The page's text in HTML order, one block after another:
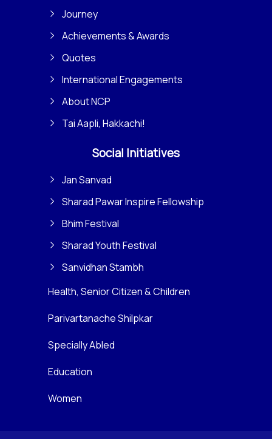
Journey
Achievements & Awards
Quotes
International Engagements
About NCP
Tai Aapli, Hakkachi!
Social Initiatives
Jan Sanvad
Sharad Pawar Inspire Fellowship
Bhim Festival
Sharad Youth Festival
Sanvidhan Stambh
Health, Senior Citizen & Children
Parivartanache Shilpkar
Specially Abled
Education
Women